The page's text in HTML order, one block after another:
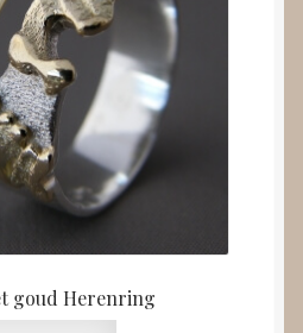
goud Herenring